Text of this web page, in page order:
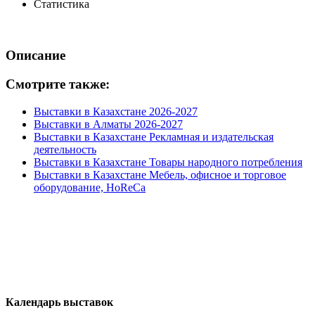
Статистика
Описание
Смотрите также:
Выставки в Казахстане 2026-2027
Выставки в Алматы 2026-2027
Выставки в Казахстане Рекламная и издательская
деятельность
Выставки в Казахстане Товары народного потребления
Выставки в Казахстане Мебель, офисное и торговое
оборудование, HoReCa
Календарь выставок